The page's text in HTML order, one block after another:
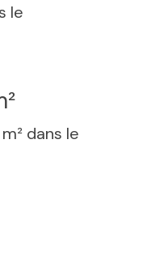
le
dans le